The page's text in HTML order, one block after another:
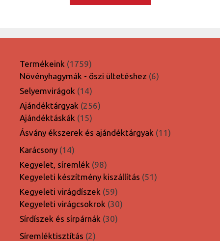
Termékeink 17591759
termék
Növényhagymák - őszi ültetéshez 66
Selyemvirágok 1414
termék
Ajándéktárgyak 256256
Ajándéktáskák 1515
termék
Ásvány ékszerek és ajándéktárgyak 1111
Karácsony 1414
termék
Kegyelet, síremlék 9898
termék
Kegyeleti készítmény kiszállítás 5151
Kegyeleti virágdíszek 5959
termék
Kegyeleti virágcsokrok 3030
Sírdíszek és sírpárnák 3030
Síremléktisztítás 22